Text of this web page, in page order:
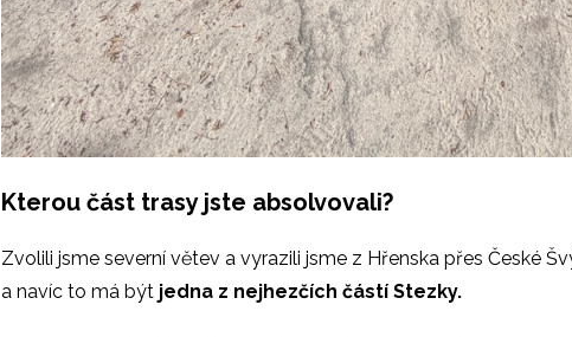
Kterou část trasy jste absolvovali?
Zvolili jsme severní větev a vyrazili jsme z Hřenska přes České
a navíc to má být jedna z nejhezčích částí Stezky.